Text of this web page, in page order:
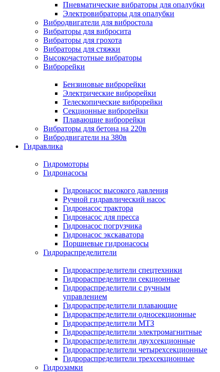
Пневматические вибраторы для опалубки
Электровибраторы для опалубки
Вибродвигатели для вибростола
Вибраторы для вибросита
Вибраторы для грохота
Вибраторы для стяжки
Высокочастотные вибраторы
Виброрейки
Бензиновые виброрейки
Электрические виброрейки
Телескопические виброрейки
Секционные виброрейки
Плавающие виброрейки
Вибраторы для бетона на 220в
Вибродвигатели на 380в
Гидравлика
Гидромоторы
Гидронасосы
Гидронасос высокого давления
Ручной гидравлический насос
Гидронасос трактора
Гидронасос для пресса
Гидронасос погрузчика
Гидронасос экскаватора
Поршневые гидронасосы
Гидрораспределители
Гидрораспределители спецтехники
Гидрораспределители секционные
Гидрораспределители с ручным
управлением
Гидрораспределители плавающие
Гидрораспределители односекционные
Гидрораспределители МТЗ
Гидрораспределители электромагнитные
Гидрораспределители двухсекционные
Гидрораспределители четырехсекционные
Гидрораспределители трехсекционные
Гидрозамки